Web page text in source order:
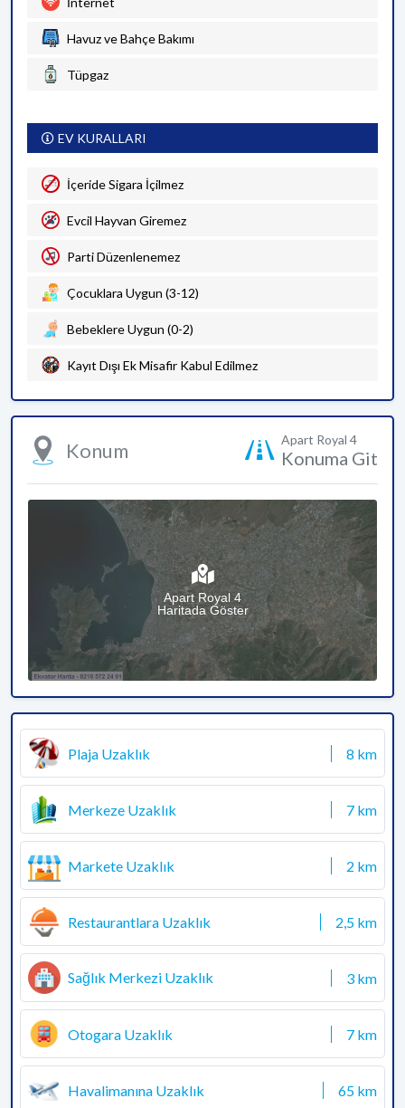
Havuz ve Bahçe Bakımı
Tüpgaz
EV KURALLARI
İçeride Sigara İçilmez
Evcil Hayvan Giremez
Parti Düzenlenemez
Çocuklara Uygun (3-12)
Bebeklere Uygun (0-2)
Kayıt Dışı Ek Misafir Kabul Edilmez
Konum Apart Royal 4
Konuma Git
Apart Royal 4
Haritada Göster
Plaja Uzaklık 8 km
Merkeze Uzaklık 7 km
Markete Uzaklık 2 km
Restaurantlara Uzaklık 2,5 km
Sağlık Merkezi Uzaklık 3 km
Otogara Uzaklık 7 km
Havalimanına Uzaklık 65 km